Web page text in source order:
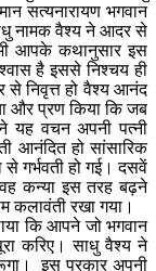
सत्यनारायण भगवान
नामक वैश्य ने आदर से
आपके कथानुसार इस
है इससे निश्चय ही
से निवृत्त हो वैश्य आनंद
और प्रण किया कि जब
यह वचन अपनी पत्नी
आनंदित हो सांसारिक
से गर्भवती हो गई। दसवें
कन्या इस तरह बढ़ने
कलावंती रखा गया।
कि आपने जो भगवान
करिए। साधु वैश्य ने
इस प्रकार अपनी